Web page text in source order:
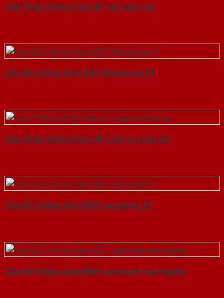
Cửa Thép Chống Cháy 2P tay nam cua
Cửa Gỗ Chống Cháy MDF Melamine P1
Cửa Thép Chống Cháy 2P 2 tay co thuy luc
Cửa Gỗ Chống Cháy MDF Laminate P1
Cửa Gỗ Chống Cháy MDF Laminate van ngang